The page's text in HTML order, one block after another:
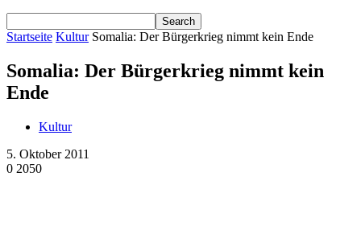
Startseite Kultur Somalia: Der Bürgerkrieg nimmt kein Ende
Somalia: Der Bürgerkrieg nimmt kein
Ende
Kultur
5. Oktober 2011
0 2050